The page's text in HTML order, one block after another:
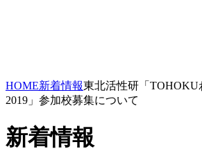
HOME新着情報東北活性研「TOHOKU
2019」参加校募集について
新着情報